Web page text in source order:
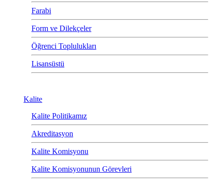
Farabi
Form ve Dilekçeler
Öğrenci Toplulukları
Lisansüstü
Kalite
Kalite Politikamız
Akreditasyon
Kalite Komisyonu
Kalite Komisyonunun Görevleri